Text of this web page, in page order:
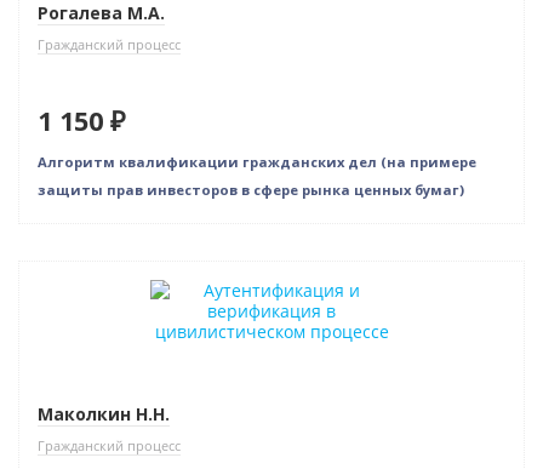
Рогалева М.А.
Гражданский процесс
1 150 ₽
Алгоритм квалификации гражданских дел (на примере
защиты прав инвесторов в сфере рынка ценных бумаг)
Маколкин Н.Н.
Гражданский процесс